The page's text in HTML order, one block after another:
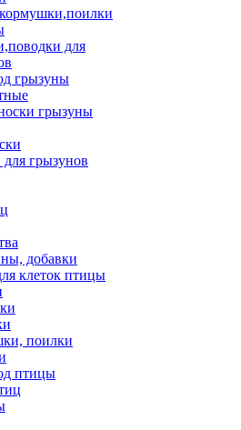
для
грызуны
грызуны
грызунов
добавки
клеток птицы
поилки
птицы